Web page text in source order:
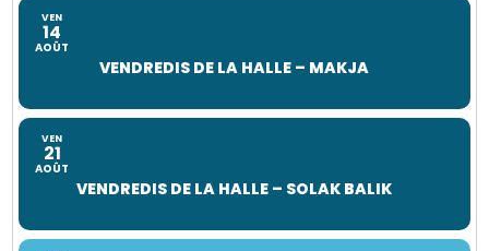
VEN
14
AOÛT
VENDREDIS DE LA HALLE – MAKJA
VEN
21
AOÛT
VENDREDIS DE LA HALLE – SOLAK BALIK